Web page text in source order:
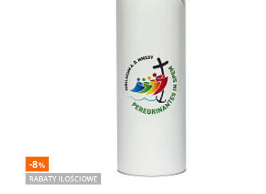
-8%
RABATY ILOŚCIOWE